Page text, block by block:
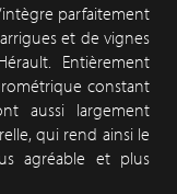
parfaitement
et de vignes
Entièrement
constant
aussi largement
qui rend ainsi le
agréable et plus